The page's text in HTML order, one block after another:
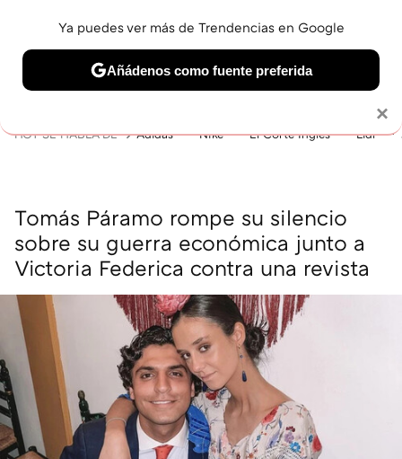
BELLEZA SHOPPING VIAJES GASTRO SNEAKERS
HOY SE HABLA DE Adidas Nike El Corte Inglés Lidl
Tomás Páramo rompe su silencio
sobre su guerra económica junto a
Victoria Federica contra una revista
×
Ya puedes ver más de Trendencias en Google
Añádenos como fuente preferida